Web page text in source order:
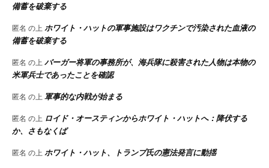
備蓄を破棄する
匿名 の上ホワイト・ハットの軍事施設はワクチンで汚染された血液の
備蓄を破棄する
匿名 の上バーガー将軍の事務所が、海兵隊に殺害された人物は本物の
米軍兵士であったことを確認
匿名 の上軍事的な内戦が始まる
匿名 の上 ロイド・オースティンからホワイト・ハットへ：降伏する
か、さもなくば
匿名 の上ホワイト・ハット、トランプ氏の憲法発言に動揺